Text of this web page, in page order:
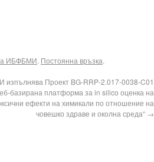
ИБФБМИ. Постоянна връзка.
Проект BG-RRP-2.017-0038-C01
базирана платформа за in silico оценка на
ефекти на химикали по отношение на
човешко здраве и околна среда“ →